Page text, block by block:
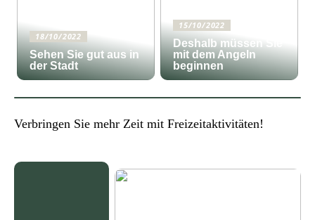
18/10/2022
Sehen Sie gut aus in
der Stadt
15/10/2022
Deshalb müssen Sie
mit dem Angeln
beginnen
Verbringen Sie mehr Zeit mit Freizeitaktivitäten!